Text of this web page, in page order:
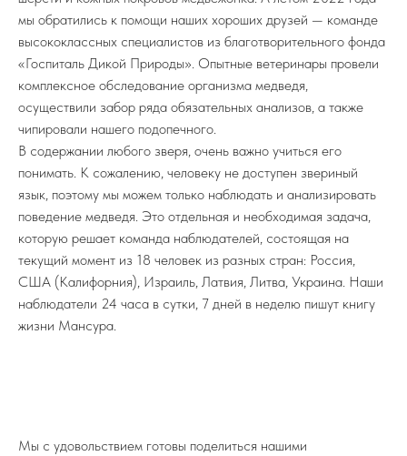
мы обратились к помощи наших хороших друзей — команде
высококлассных специалистов из благотворительного фонда
«Госпиталь Дикой Природы». Опытные ветеринары провели
комплексное обследование организма медведя,
осуществили забор ряда обязательных анализов, а также
чипировали нашего подопечного.
В содержании любого зверя, очень важно учиться его
понимать. К сожалению, человеку не доступен звериный
язык, поэтому мы можем только наблюдать и анализировать
поведение медведя. Это отдельная и необходимая задача,
которую решает команда наблюдателей, состоящая на
текущий момент из 18 человек из разных стран: Россия,
США (Калифорния), Израиль, Латвия, Литва, Украина. Наши
наблюдатели 24 часа в сутки, 7 дней в неделю пишут книгу
жизни Мансура.
Мы с удовольствием готовы поделиться нашими